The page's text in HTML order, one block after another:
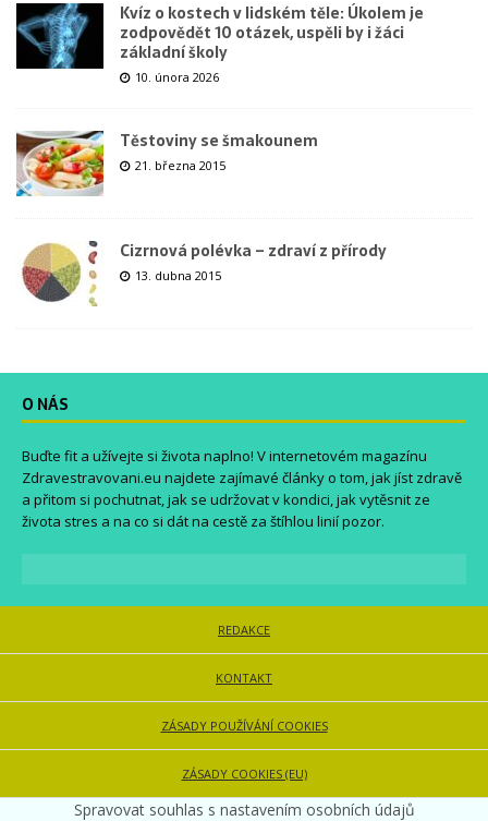
Kvíz o kostech v lidském těle: Úkolem je
zodpovědět 10 otázek, uspěli by i žáci
základní školy
10. února 2026
Těstoviny se šmakounem
21. března 2015
Cizrnová polévka – zdraví z přírody
13. dubna 2015
O NÁS
Buďte fit a užívejte si života naplno! V internetovém magazínu
Zdravestravovani.eu najdete zajímavé články o tom, jak jíst zdravě
a přitom si pochutnat, jak se udržovat v kondici, jak vytěsnit ze
života stres a na co si dát na cestě za štíhlou linií pozor.
REDAKCE
KONTAKT
ZÁSADY POUŽÍVÁNÍ COOKIES
ZÁSADY COOKIES (EU)
Spravovat souhlas s nastavením osobních údajů